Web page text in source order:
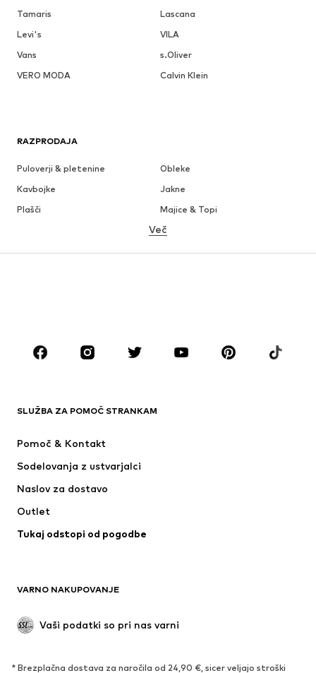
Tamaris
Lascana
Levi's
VILA
Vans
s.Oliver
VERO MODA
Calvin Klein
RAZPRODAJA
Puloverji & pletenine
Obleke
Kavbojke
Jakne
Plašči
Majice & Topi
Perilo
Krila
Bluze & Tunike
Dodatki
Premium
Novo
Perilo
Plašči
Kopalke & Kopalna moda
'Upcycling'
Več
SLUŽBA ZA POMOČ STRANKAM
Pomoč & Kontakt
Sodelovanja z ustvarjalci
Naslov za dostavo
Outlet
Tukaj odstopi od pogodbe
VARNO NAKUPOVANJE
Vaši podatki so pri nas varni
* Brezplačna dostava za naročila od 24,90 €, sicer veljajo stroški